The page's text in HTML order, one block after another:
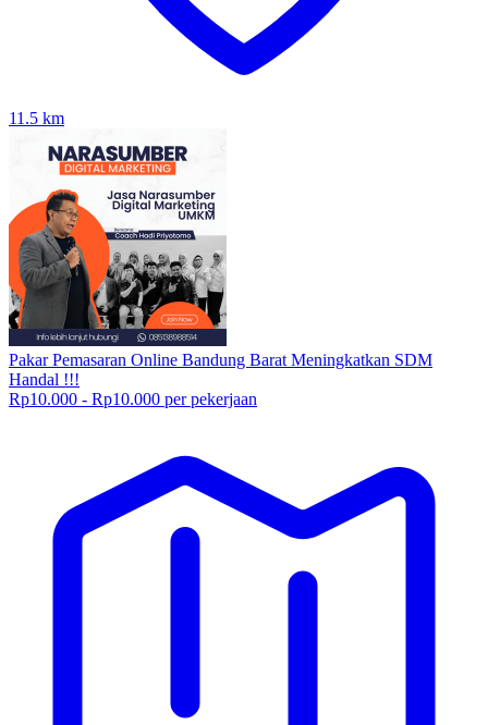
11.5 km
Pakar Pemasaran Online Bandung Barat Meningkatkan SDM
Handal !!!
Rp10.000 - Rp10.000 per pekerjaan